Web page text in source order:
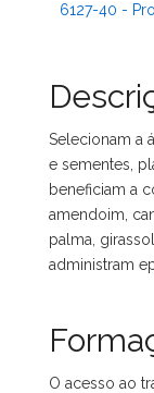
6127-40 -
Selecionam a
e sementes,
beneficiam a
amendoim,
palma,
administram
O acesso ao